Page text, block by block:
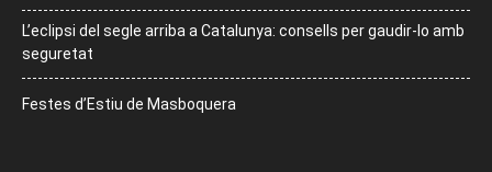
L’eclipsi del segle arriba a Catalunya: consells per gaudir-lo amb
seguretat
Festes d’Estiu de Masboquera